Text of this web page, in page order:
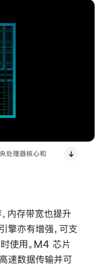
处理器核心和
内存带宽也提升
亦有增强，可支
使用。M4 芯片
速数据传输并可